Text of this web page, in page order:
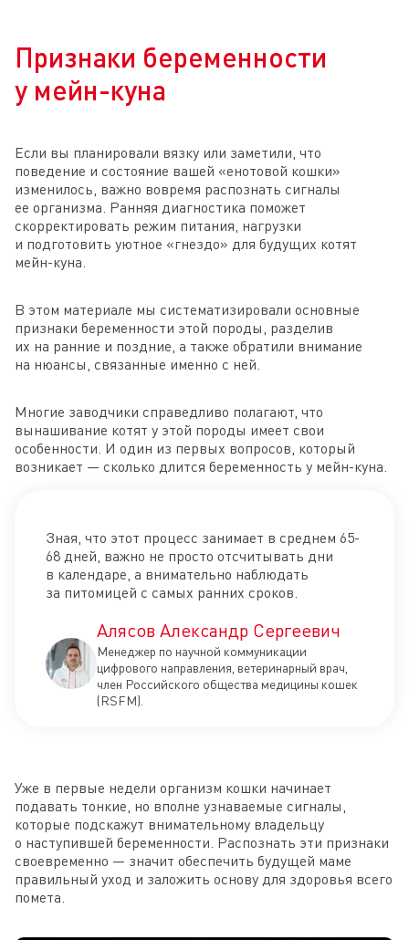
Признаки беременности
у мейн-куна
Если вы планировали вязку или заметили, что
поведение и состояние вашей «енотовой кошки»
изменилось, важно вовремя распознать сигналы
ее организма. Ранняя диагностика поможет
скорректировать режим питания, нагрузки
и подготовить уютное «гнездо» для будущих котят
мейн-куна.
В этом материале мы систематизировали основные
признаки беременности этой породы, разделив
их на ранние и поздние, а также обратили внимание
на нюансы, связанные именно с ней.
Многие заводчики справедливо полагают, что
вынашивание котят у этой породы имеет свои
особенности. И один из первых вопросов, который
возникает — сколько длится беременность у мейн-куна.
Зная, что этот процесс занимает в среднем 65-
68 дней, важно не просто отсчитывать дни
в календаре, а внимательно наблюдать
за питомицей с самых ранних сроков.
Алясов Александр Сергеевич
Менеджер по научной коммуникации
цифрового направления, ветеринарный врач,
член Российского общества медицины кошек
(RSFM).
Уже в первые недели организм кошки начинает
подавать тонкие, но вполне узнаваемые сигналы,
которые подскажут внимательному владельцу
о наступившей беременности. Распознать эти признаки
своевременно — значит обеспечить будущей маме
правильный уход и заложить основу для здоровья всего
помета.